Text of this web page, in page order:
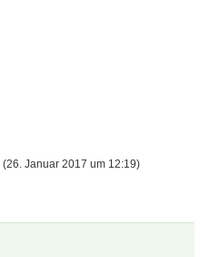
(26. Januar 2017 um 12:19)